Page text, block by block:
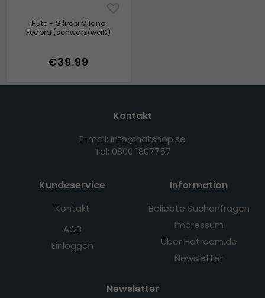
Hüte - Gårda Milano
Fedora (schwarz/weiß)
€39.99
Kontakt
E-mail: info@hatshop.se
Tel: 0800 1807757
Kundeservice
Kontakt
AGB
Einloggen
Information
Beliebte Suchanfragen
Impressum
Über Hatroom.de
Newsletter
Newsletter